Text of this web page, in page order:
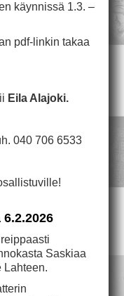
käynnissä 1.3. –
pdf-linkin takaa
Eila Alajoki.
040 706 6533
Saskiaa
Lahteen.